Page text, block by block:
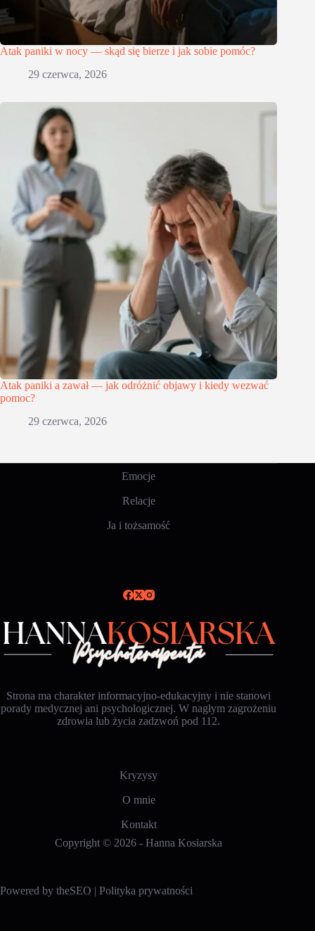
Atak paniki w nocy — skąd się bierze i jak sobie pomóc?
29 czerwca, 2026
Atak paniki a zawał — jak odróżnić objawy i kiedy wezwać
pomoc?
29 czerwca, 2026
Emocje
Relacje
Ja i tożsamość
Strona ma charakter informacyjno-edukacyjny i nie stanowi
porady medycznej ani psychologicznej. W nagłym zagrożeniu
zdrowia lub życia zadzwoń pod 112.
Kryzysy
O mnie
Kontakt
Copyright © 2026 -Hanna Kosiarska
Powered by theSEO | Polityka prywatności